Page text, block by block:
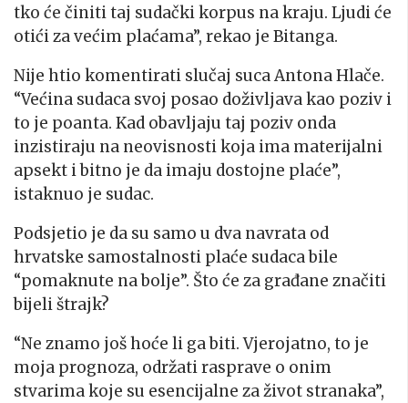
tko će činiti taj sudački korpus na kraju. Ljudi će
otići za većim plaćama”, rekao je Bitanga.
Nije htio komentirati slučaj suca Antona Hlače.
“Većina sudaca svoj posao doživljava kao poziv i
to je poanta. Kad obavljaju taj poziv onda
inzistiraju na neovisnosti koja ima materijalni
apsekt i bitno je da imaju dostojne plaće”,
istaknuo je sudac.
Podsjetio je da su samo u dva navrata od
hrvatske samostalnosti plaće sudaca bile
“pomaknute na bolje”. Što će za građane značiti
bijeli štrajk?
“Ne znamo još hoće li ga biti. Vjerojatno, to je
moja prognoza, održati rasprave o onim
stvarima koje su esencijalne za život stranaka”,